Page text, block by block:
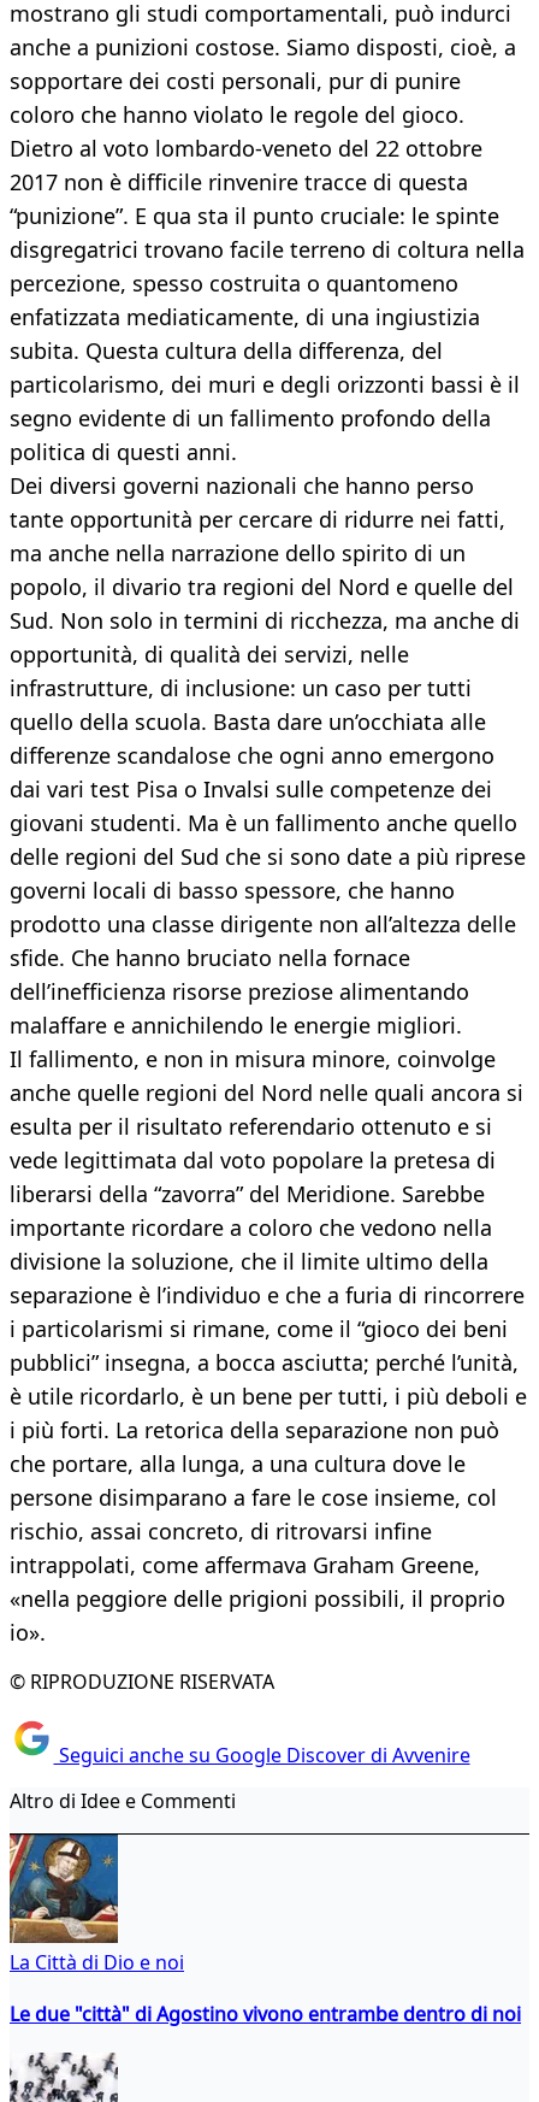
mostrano gli studi comportamentali, può indurci
anche a punizioni costose. Siamo disposti, cioè, a
sopportare dei costi personali, pur di punire
coloro che hanno violato le regole del gioco.
Dietro al voto lombardo-veneto del 22 ottobre
2017 non è difficile rinvenire tracce di questa
“punizione”. E qua sta il punto cruciale: le spinte
disgregatrici trovano facile terreno di coltura nella
percezione, spesso costruita o quantomeno
enfatizzata mediaticamente, di una ingiustizia
subita. Questa cultura della differenza, del
particolarismo, dei muri e degli orizzonti bassi è il
segno evidente di un fallimento profondo della
politica di questi anni.
Dei diversi governi nazionali che hanno perso
tante opportunità per cercare di ridurre nei fatti,
ma anche nella narrazione dello spirito di un
popolo, il divario tra regioni del Nord e quelle del
Sud. Non solo in termini di ricchezza, ma anche di
opportunità, di qualità dei servizi, nelle
infrastrutture, di inclusione: un caso per tutti
quello della scuola. Basta dare un’occhiata alle
differenze scandalose che ogni anno emergono
dai vari test Pisa o Invalsi sulle competenze dei
giovani studenti. Ma è un fallimento anche quello
delle regioni del Sud che si sono date a più riprese
governi locali di basso spessore, che hanno
prodotto una classe dirigente non all’altezza delle
sfide. Che hanno bruciato nella fornace
dell’inefficienza risorse preziose alimentando
malaffare e annichilendo le energie migliori.
Il fallimento, e non in misura minore, coinvolge
anche quelle regioni del Nord nelle quali ancora si
esulta per il risultato referendario ottenuto e si
vede legittimata dal voto popolare la pretesa di
liberarsi della “zavorra” del Meridione. Sarebbe
importante ricordare a coloro che vedono nella
divisione la soluzione, che il limite ultimo della
separazione è l’individuo e che a furia di rincorrere
i particolarismi si rimane, come il “gioco dei beni
pubblici” insegna, a bocca asciutta; perché l’unità,
è utile ricordarlo, è un bene per tutti, i più deboli e
i più forti. La retorica della separazione non può
che portare, alla lunga, a una cultura dove le
persone disimparano a fare le cose insieme, col
rischio, assai concreto, di ritrovarsi infine
intrappolati, come affermava Graham Greene,
«nella peggiore delle prigioni possibili, il proprio
io».
© RIPRODUZIONE RISERVATA
Seguici anche su Google Discover di Avvenire
Altro di Idee e Commenti
La Città di Dio e noi
Le due "città" di Agostino vivono entrambe dentro di noi